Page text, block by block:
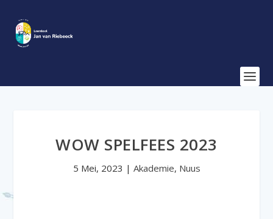
WOW SPELFEES 2023
5 Mei, 2023 | Akademie, Nuus